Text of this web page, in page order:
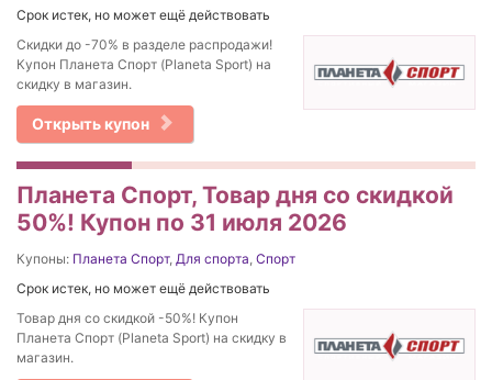
Срок истек, но может ещё действовать
Скидки до -70% в разделе распродажи!
Купон Планета Спорт (Planeta Sport) на
скидку в магазин.
Открыть купон
Планета Спорт, Товар дня со скидкой
50%! Купон по 31 июля 2026
Купоны: Планета Спорт, Для спорта Спорт
Срок истек, но может ещё действовать
Товар дня со скидкой -50%! Купон
Планета Спорт (Planeta Sport) на скидку в
магазин.